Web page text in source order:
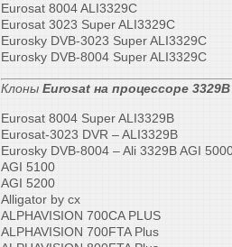
Eurosat 8004 ALI3329C
Eurosat 3023 Super ALI3329C
Eurosky DVB-3023 Super ALI3329C
Eurosky DVB-8004 Super ALI3329C
Клоны Eurosat на процессоре 3329B
Eurosat 8004 Super ALI3329B
Eurosat-3023 DVR – ALI3329B
Eurosky DVB-8004 – Ali 3329B AGI
AGI 5100
AGI 5200
Alligator by cx
ALPHAVISION 700CA PLUS
ALPHAVISION 700FTA Plus